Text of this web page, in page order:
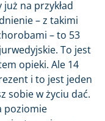
na przykład
– z takimi
– to 53
To jest
opieki. Ale 14
i to jest jeden
sobie w życiu dać.
poziomie